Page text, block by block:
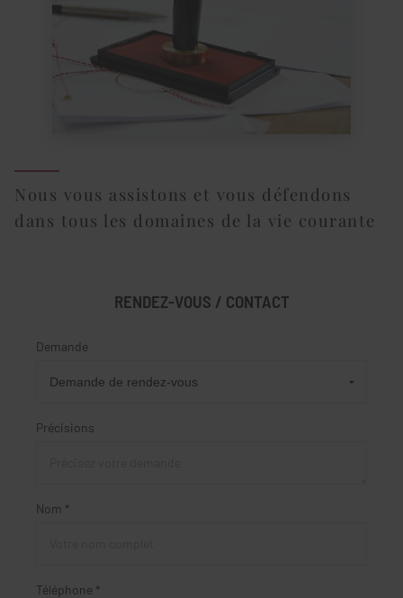
Nous vous assistons et vous défendons
dans tous les domaines de la vie courante
RENDEZ-VOUS / CONTACT
Demande
Précisions
Nom *
Téléphone *